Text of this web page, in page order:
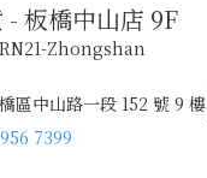
- 板橋中山店 9F
Zhongshan
區中山路一段 152 號 9 樓
7399